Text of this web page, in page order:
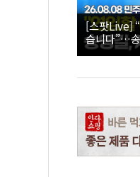
[스팟Live] “정청래 후보 그동안 고생 많이 했
습니다”…송영
더불어민주